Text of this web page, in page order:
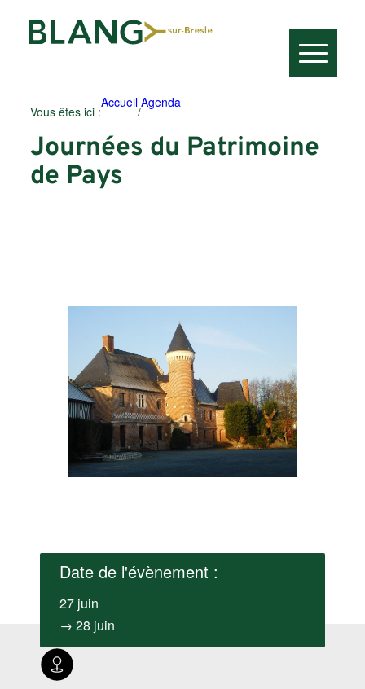
Vous êtes ici :
Accueil
/
Agenda
Journées du Patrimoine
de Pays
Date de l'évènement :
27 juin
→ 28 juin